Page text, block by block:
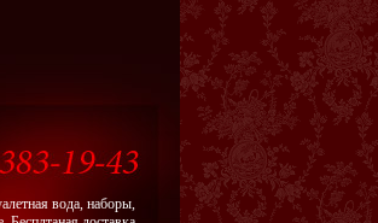
вода, наборы,